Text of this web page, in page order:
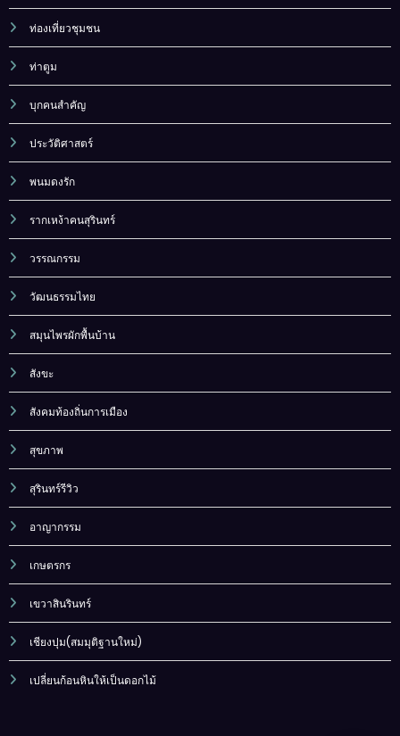
ท่องเที่ยวชุมชน
ท่าตูม
บุกคนสำคัญ
ประวัติศาสตร์
พนมดงรัก
รากเหง้าคนสุรินทร์
วรรณกรรม
วัฒนธรรมไทย
สมุนไพรผักพื้นบ้าน
สังขะ
สังคมท้องถิ่นการเมือง
สุขภาพ
สุรินทร์รีวิว
อาญากรรม
เกษตรกร
เขวาสินรินทร์
เชียงปุม(สมมุติฐานใหม่)
เปลี่ยนก้อนหินให้เป็นดอกไม้